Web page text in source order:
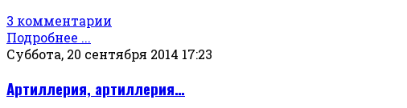
3 комментарии
Подробнее ...
Суббота, 20 сентября 2014 17:23
Артиллерия, артиллерия…